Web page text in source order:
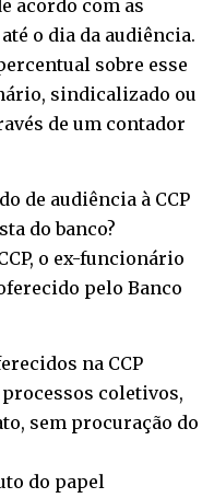
acordo com as
o dia da audiência.
sobre esse
sindicalizado ou
de um contador
de audiência à CCP
do banco?
o ex-funcionário
pelo Banco
na CCP
coletivos,
sem procuração do
do papel